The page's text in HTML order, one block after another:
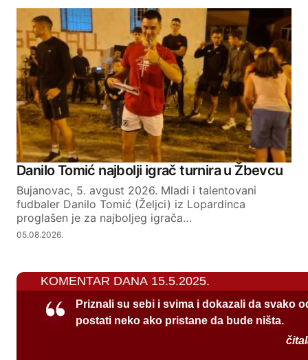
Danilo Tomić najbolji igrač turnira u Žbevcu
Bujanovac, 5. avgust 2026. Mladi i talentovani
fudbaler Danilo Tomić (Željci) iz Lopardinca
proglašen je za najboljeg igrača…
05.08.2026.
KOMENTAR DANA 15.5.2025.
Priznali su sebi i svima i dokazali da svako
postati neko ako pristane da bude ništa.